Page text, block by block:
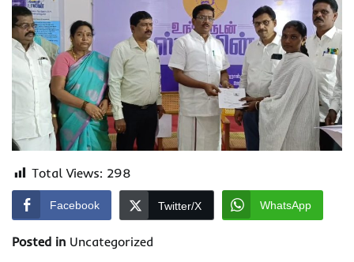
Total Views: 298
Facebook Twitter/X WhatsApp
Posted in Uncategorized